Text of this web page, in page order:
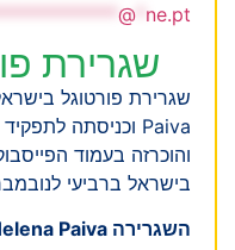
@ ne.pt
שגרירת
והוכרזה בעמוד
בישראל ברביעי לנובמבר